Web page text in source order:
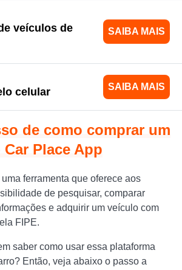
veículos de
SAIBA MAIS
celular SAIBA MAIS
de como comprar um
Place App
uma ferramenta que oferece aos
de pesquisar, comparar
e adquirir um veículo com
FIPE.
saber como usar essa plataforma
Então, veja abaixo o passo a